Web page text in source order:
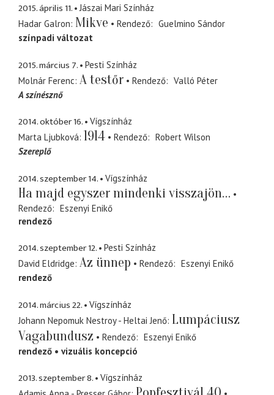
2015. április 11.
Jászai Mari Színház
Hadar Galron Mikve Rendező
Guelmino Sándor
színpadi változat
2015. március 7.
Pesti Színház
Molnár Ferenc A testőr Rendező
Valló Péter
A színésznő
2014. október 16.
Vígszínház
Marta Ljubková 1914 Rendező
Robert Wilson
Szereplő
2014. szeptember 14. Vígszínház
Ha majd egyszer mindenki visszajön…
Rendező
Eszenyi Enikő
rendező
2014. szeptember 12.
Pesti Színház
David Eldridge Az ünnep Rendező
Eszenyi Enikő
rendező
2014. március 22.
Vígszínház
Johann Nepomuk Nestroy - Heltai Jenő Lumpáciusz
Vagabundusz
Rendező
Eszenyi Enikő
rendező
vizuális koncepció
2013. szeptember 8.
Vígszínház